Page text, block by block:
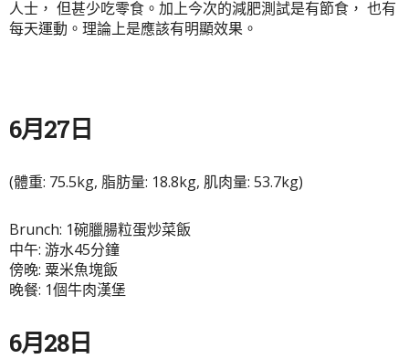
人士， 但甚少吃零食。加上今次的減肥測試是有節食， 也有
每天運動。理論上是應該有明顯效果。
6月27日
(體重: 75.5kg, 脂肪量: 18.8kg, 肌肉量: 53.7kg)
Brunch: 1碗臘腸粒蛋炒菜飯
中午: 游水45分鐘
傍晚: 粟米魚塊飯
晚餐: 1個牛肉漢堡
6月28日